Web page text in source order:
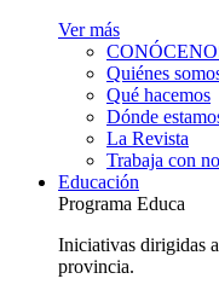
Ver más
Quiénes
Qué hacemos
Dónde
La Revista
Trabaja con
Educación
Programa Educa
Iniciativas dirigidas
provincia.